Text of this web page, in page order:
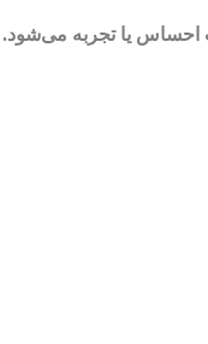
یا تجربه می‌شود.